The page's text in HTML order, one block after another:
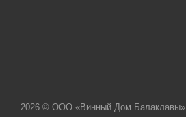
2026 © ООО «Винный Дом Балаклавы»